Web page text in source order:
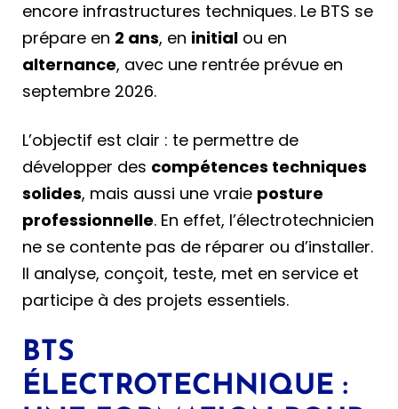
encore infrastructures techniques. Le BTS se
prépare en 2 ans, en initial ou en
alternance, avec une rentrée prévue en
septembre 2026.
L’objectif est clair : te permettre de
développer des compétences techniques
solides, mais aussi une vraie posture
professionnelle. En effet, l’électrotechnicien
ne se contente pas de réparer ou d’installer.
Il analyse, conçoit, teste, met en service et
participe à des projets essentiels.
BTS
ÉLECTROTECHNIQUE :